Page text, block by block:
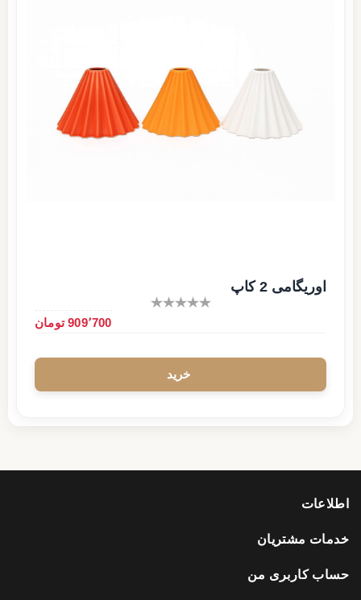
اوریگامی 2 کاپ
909٬700 تومان
اطلاعات
خدمات مشتریان
حساب کاربری من